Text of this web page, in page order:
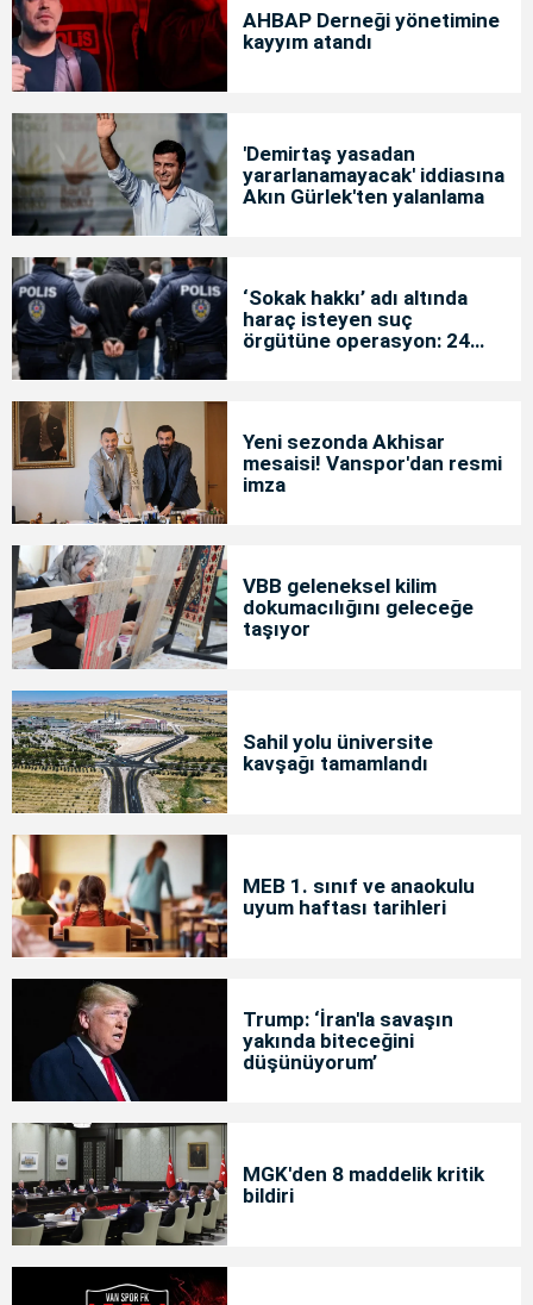
AHBAP Derneği yönetimine
kayyım atandı
'Demirtaş yasadan
yararlanamayacak' iddiasına
Akın Gürlek'ten yalanlama
‘Sokak hakkı’ adı altında
haraç isteyen suç
örgütüne operasyon: 24
Yeni sezonda Akhisar
mesaisi! Vanspor'dan resmi
imza
VBB geleneksel kilim
dokumacılığını geleceğe
taşıyor
Sahil yolu üniversite
kavşağı tamamlandı
MEB 1. sınıf ve anaokulu
uyum haftası tarihleri
Trump: ‘İran'la savaşın
yakında biteceğini
düşünüyorum’
MGK'den 8 maddelik kritik
bildiri